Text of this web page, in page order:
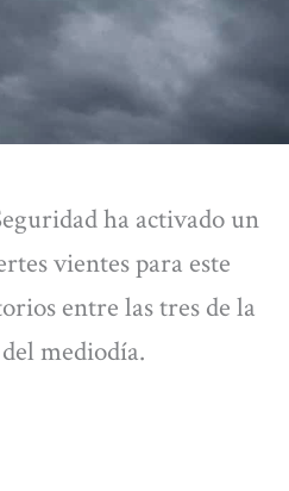
ha activado un
vientes para este
entre las tres de la
mediodía.